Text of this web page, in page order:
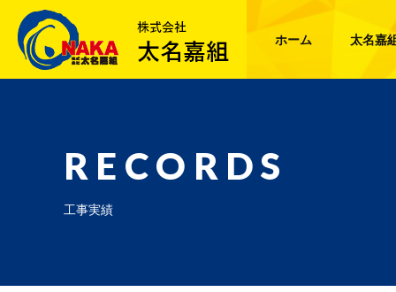
ホーム 太名嘉
RECORDS
工事実績